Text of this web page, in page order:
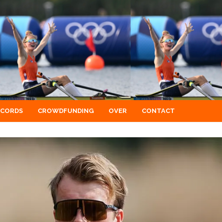
CROWDFUNDING OVER CONTACT